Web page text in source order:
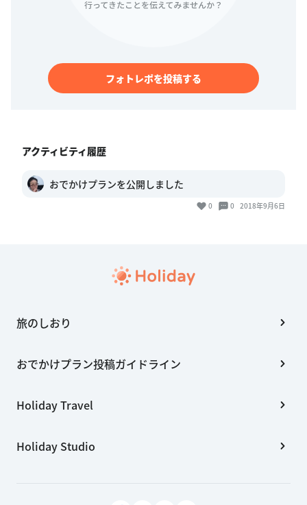
フォトレポを投稿する
アクティビティ履歴
おでかけプランを公開しました
0 0 2018年9月6日
旅のしおり
おでかけプラン投稿ガイドライン
Holiday Travel
Holiday Studio